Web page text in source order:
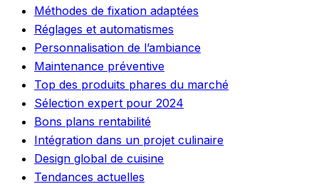
Méthodes de fixation adaptées
Réglages et automatismes
Personnalisation de l’ambiance
Maintenance préventive
Top des produits phares du marché
Sélection expert pour 2024
Bons plans rentabilité
Intégration dans un projet culinaire
Design global de cuisine
Tendances actuelles